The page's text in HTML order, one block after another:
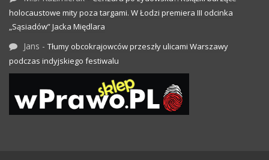
holocaustowe mity poza targami. W Łodzi premiera III odcinka
„Sąsiadów” Jacka Międlara
Jans - Tłumy obcokrajowców przeszły ulicami Warszawy
podczas indyjskiego festiwalu